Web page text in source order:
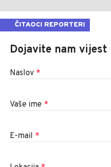
ČITAOCI REPORTERI
Dojavite nam vijest
Naslov *
Vaše ime *
E-mail *